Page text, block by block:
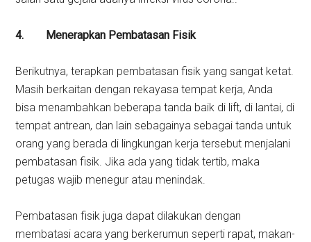
4. Menerapkan Pembatasan Fisik
Berikutnya, terapkan pembatasan fisik yang sangat ketat.
Masih berkaitan dengan rekayasa tempat kerja, Anda
bisa menambahkan beberapa tanda baik di lift, di lantai, di
tempat antrean, dan lain sebagainya sebagai tanda untuk
orang yang berada di lingkungan kerja tersebut menjalani
pembatasan fisik. Jika ada yang tidak tertib, maka
petugas wajib menegur atau menindak.
Pembatasan fisik juga dapat dilakukan dengan
membatasi acara yang berkerumun seperti rapat, makan-